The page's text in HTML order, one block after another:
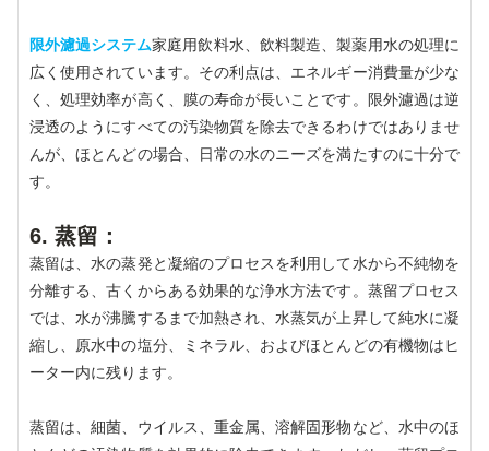
限外濾過システム家庭用飲料水、飲料製造、製薬用水の処理に
広く使用されています。その利点は、エネルギー消費量が少な
く、処理効率が高く、膜の寿命が長いことです。限外濾過は逆
浸透のようにすべての汚染物質を除去できるわけではありませ
んが、ほとんどの場合、日常の水のニーズを満たすのに十分で
す。
6. 蒸留：
蒸留は、水の蒸発と凝縮のプロセスを利用して水から不純物を
分離する、古くからある効果的な浄水方法です。蒸留プロセス
では、水が沸騰するまで加熱され、水蒸気が上昇して純水に凝
縮し、原水中の塩分、ミネラル、およびほとんどの有機物はヒ
ーター内に残ります。
蒸留は、細菌、ウイルス、重金属、溶解固形物など、水中のほ